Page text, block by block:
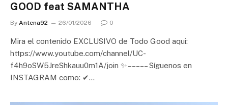
GOOD feat SAMANTHA
By Antena92 26/01/2026 0
Mira el contenido EXCLUSIVO de Todo Good aqui:
https://www.youtube.com/channel/UC-
f4h9oSW5JreShkauu0m1A/join ✨ – – – – – Síguenos en
INSTAGRAM como: ✔…